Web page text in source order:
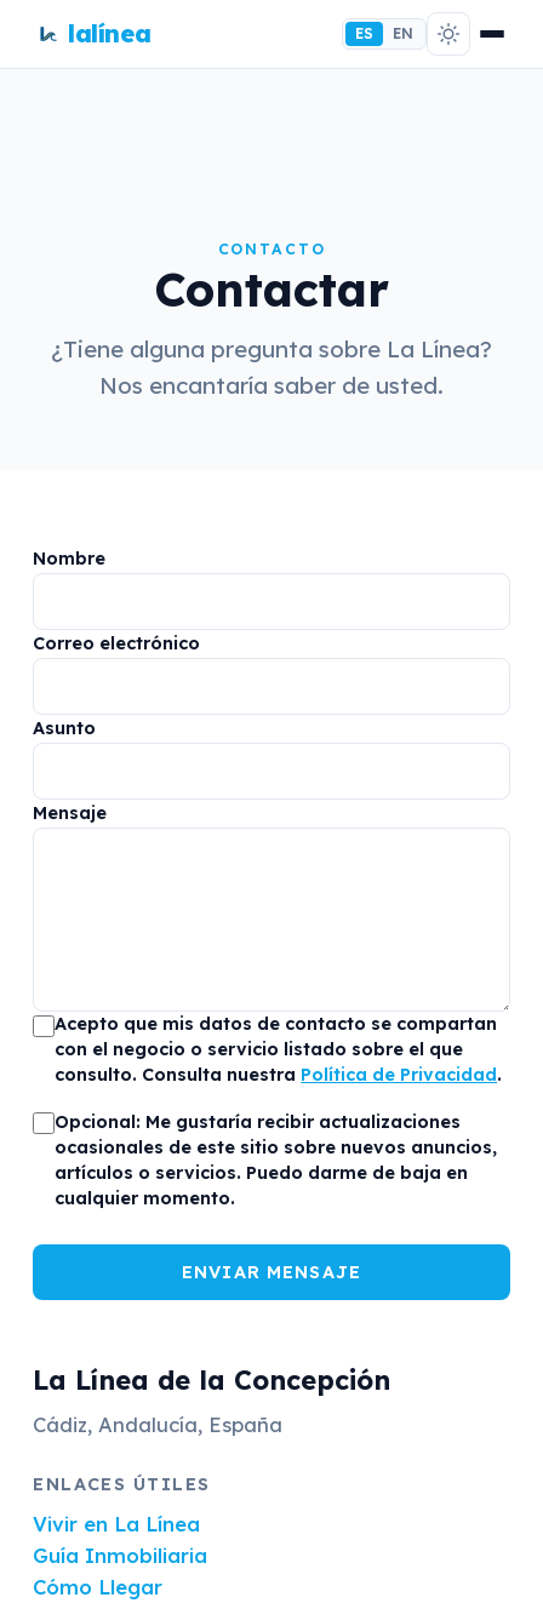
lalínea ES EN
CONTACTO
Contactar
¿Tiene alguna pregunta sobre La Línea?
Nos encantaría saber de usted.
Nombre
Correo electrónico
Asunto
Mensaje
Acepto que mis datos de contacto se compartan
con el negocio o servicio listado sobre el que
consulto. Consulta nuestra Política de Privacidad.
Opcional: Me gustaría recibir actualizaciones
ocasionales de este sitio sobre nuevos anuncios,
artículos o servicios. Puedo darme de baja en
cualquier momento.
ENVIAR MENSAJE
La Línea de la Concepción
Cádiz, Andalucía, España
ENLACES ÚTILES
Vivir en La Línea
Guía Inmobiliaria
Cómo Llegar